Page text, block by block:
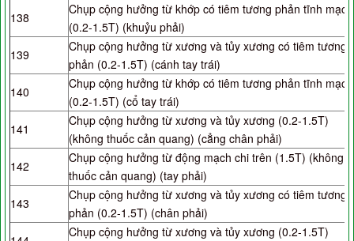
138
Chụp cộng hưởng từ khớp có tiêm tương phản tĩnh mạch
(0.2-1.5T) (khuỷu phải)
139
Chụp cộng hưởng từ xương và tủy xương có tiêm tương
phản (0.2-1.5T) (cánh tay trái)
140
Chụp cộng hưởng từ khớp có tiêm tương phản tĩnh mạch
(0.2-1.5T) (cổ tay trái)
141
Chụp cộng hưởng từ xương và tủy xương (0.2-1.5T)
(không thuốc cản quang) (cẳng chân phải)
142
Chụp cộng hưởng từ động mạch chi trên (1.5T) (không
thuốc cản quang) (tay phải)
143
Chụp cộng hưởng từ xương và tủy xương có tiêm tương
phản (0.2-1.5T) (chân phải)
Chụp cộng hưởng từ xương và tủy xương (0.2-1.5T)